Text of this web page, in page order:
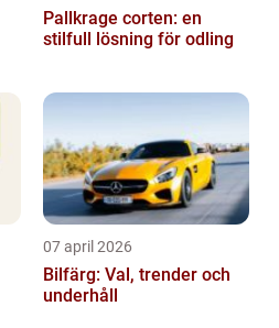
Pallkrage corten: en
stilfull lösning för odling
07 april 2026
Bilfärg: Val, trender och
underhåll